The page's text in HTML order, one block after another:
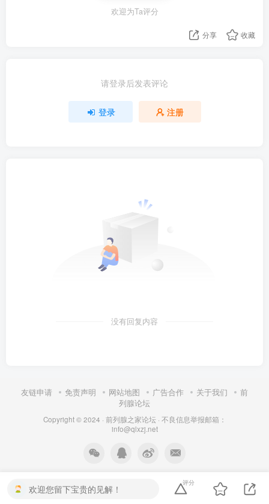
欢迎为Ta评分
分享 收藏
请登录后发表评论
登录 注册
没有回复内容
友链申请 免责声明 网站地图 广告合作 关于我们
前
列腺论坛
Copyright © 2024 · 前列腺之家论坛· 不良信息举报邮箱：
info@qlxzj.net
欢迎您留下宝贵的见解！
评分